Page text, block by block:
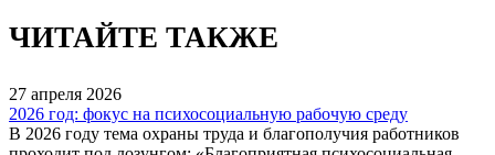
ЧИТАЙТЕ ТАКЖЕ
27 апреля 2026
2026 год: фокус на психосоциальную рабочую среду
В 2026 году тема охраны труда и благополучия работников